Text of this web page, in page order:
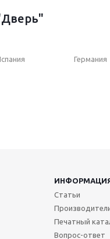
Германия
Статьи
Печатный
Вопрос-ответ